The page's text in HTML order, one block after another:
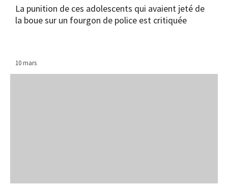
La punition de ces adolescents qui avaient jeté de
la boue sur un fourgon de police est critiquée
10 mars